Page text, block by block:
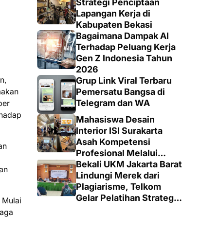
Strategi Penciptaan
Lapangan Kerja di
Kabupaten Bekasi
Bagaimana Dampak AI
Terhadap Peluang Kerja
Gen Z Indonesia Tahun
2026
Grup Link Viral Terbaru
Pemersatu Bangsa di
Telegram dan WA
Mahasiswa Desain
Interior ISI Surakarta
Asah Kompetensi
Profesional Melalui
Proyek Nyata di PT.
EDRA Arsitek Indonesia
Bekali UKM Jakarta Barat
Lindungi Merek dari
Plagiarisme, Telkom
Gelar Pelatihan Strategi